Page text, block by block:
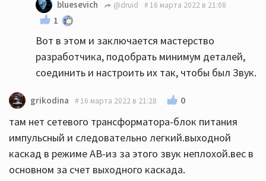
bluesevich @druid 16 марта 2022 в 21:08
1
Вот в этом и заключается мастерство
разработчика, подобрать минимум деталей,
соединить и настроить их так, чтобы был Звук.
grikodina 16 марта 2022 в 21:28 0
там нет сетевого трансформатора-блок питания
импульсный и следовательно легкий.выходной
каскад в режиме АВ-из за этого звук неплохой.вес в
основном за счет выходного каскада.